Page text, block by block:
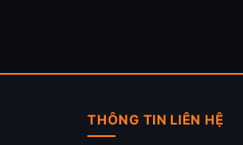
THÔNG TIN LIÊN HỆ